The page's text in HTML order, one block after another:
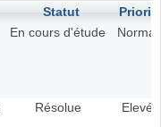
Statut
En cours d'étude Normal
Résolue Elevé